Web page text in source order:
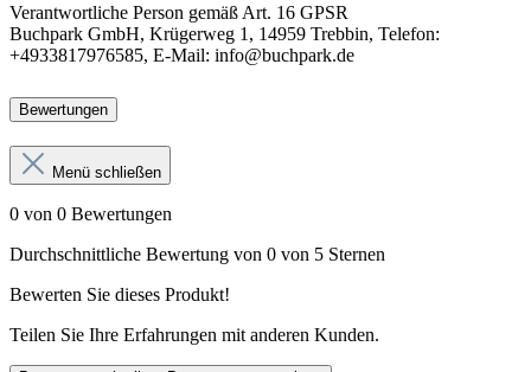
Verantwortliche Person gemäß Art. 16 GPSR
Buchpark GmbH, Krügerweg 1, 14959 Trebbin, Telefon:
+4933817976585, E-Mail: info@buchpark.de
Bewertungen
Menü schließen
0 von 0 Bewertungen
Durchschnittliche Bewertung von 0 von 5 Sternen
Bewerten Sie dieses Produkt!
Teilen Sie Ihre Erfahrungen mit anderen Kunden.